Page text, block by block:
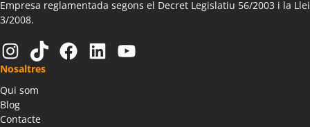
Activitats Família Amics Aitona
Colònies Escolars Aitona
Activitats Teambuilding Empreses Alàs i Cerc
Activitats Família Amics Alàs i Cerc
Colònies Escolars Alàs i Cerc
Activitats Teambuilding Empreses Albagés
Activitats Família Amics Albagés
Empresa reglamentada segons el Decret Legislatiu 56/2003 i la Llei
3/2008.
Instagram TikTok Facebook LinkedIn YouTube
Nosaltres
Qui som
Blog
Contacte